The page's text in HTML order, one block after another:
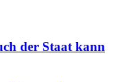
der Staat kann